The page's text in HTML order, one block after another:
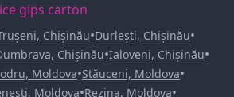
gips carton
Chișinău•Durlești, Chișinău•
Chișinău•Ialoveni, Chișinău•
Moldova•Stăuceni, Moldova•
Moldova•Rezina, Moldova•